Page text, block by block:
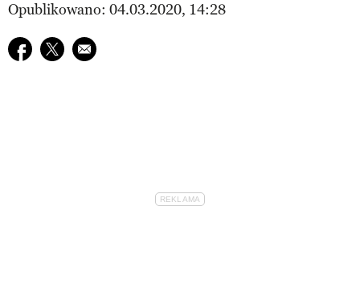
Opublikowano: 04.03.2020, 14:28
Udostępnij na facebook
Udostępnij na twitter
E-mail do przyjaciela